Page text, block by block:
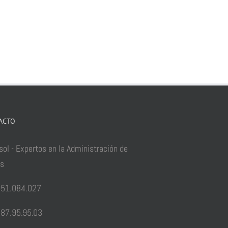
- Expertos en la Administración de